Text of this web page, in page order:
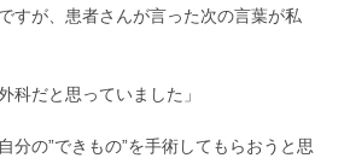
すが、患者さんが言った次の言葉が私
だと思っていました」
分の”できもの”を手術してもらおうと思